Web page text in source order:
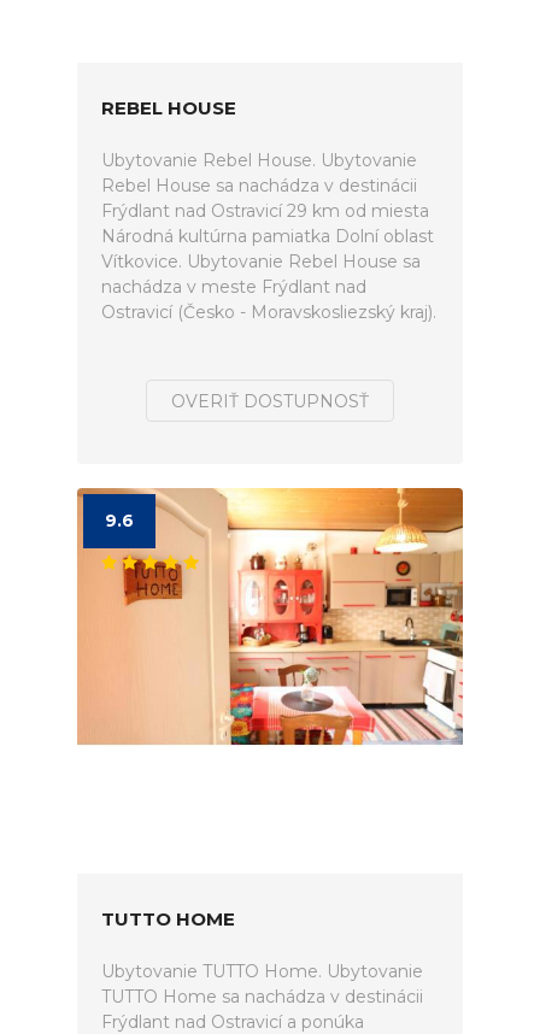
REBEL HOUSE
Ubytovanie Rebel House. Ubytovanie
Rebel House sa nachádza v destinácii
Frýdlant nad Ostravicí 29 km od miesta
Národná kultúrna pamiatka Dolní oblast
Vítkovice. Ubytovanie Rebel House sa
nachádza v meste Frýdlant nad
Ostravicí (Česko - Moravskosliezský kraj).
OVERIŤ DOSTUPNOSŤ
9.6
TUTTO HOME
Ubytovanie TUTTO Home. Ubytovanie
TUTTO Home sa nachádza v destinácii
Frýdlant nad Ostravicí a ponúka